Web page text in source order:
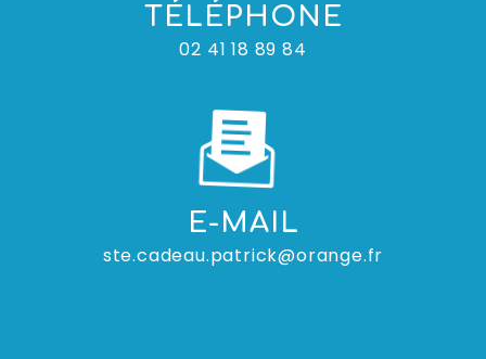
TÉLÉPHONE
02 41 18 89 84
E-MAIL
ste.cadeau.patrick@orange.fr